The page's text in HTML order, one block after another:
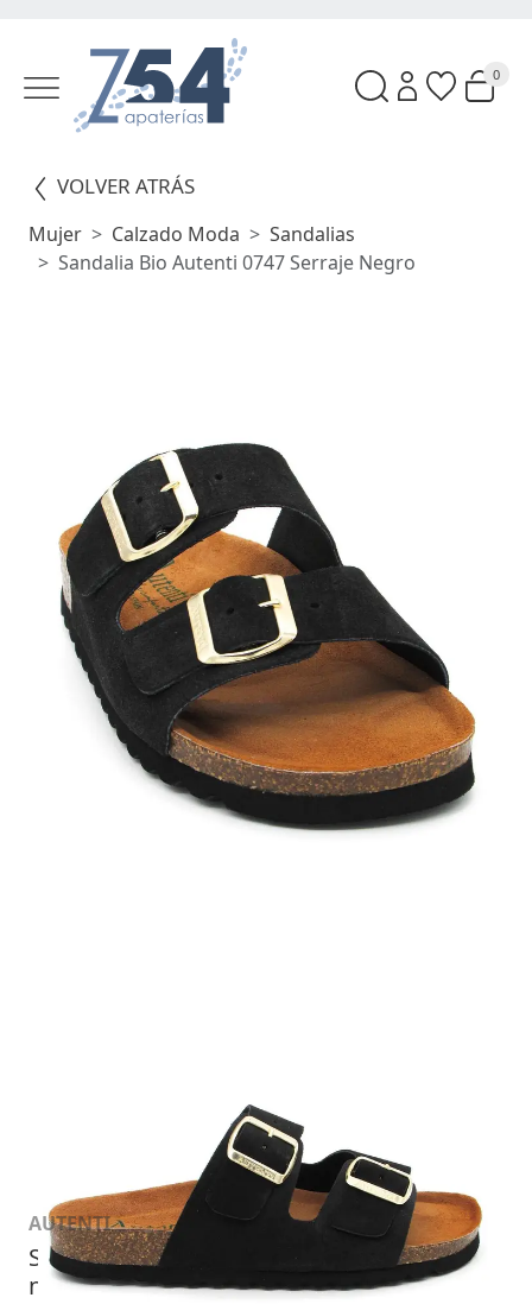
0
VOLVER ATRÁS
Mujer Calzado Moda
Sandalias
Sandalia Bio Autenti 0747 Serraje Negro
AUTENTI NEW
Sandalia Bio Autenti 0747 Serraje
negro